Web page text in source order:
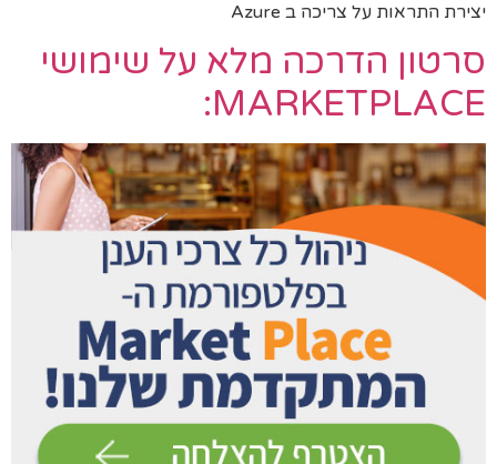
יצירת התראות על צריכה ב Azure
סרטון הדרכה מלא על שימושי
MARKETPLACE: